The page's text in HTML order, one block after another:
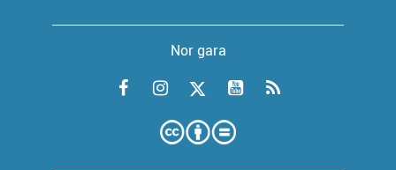
Nor gara